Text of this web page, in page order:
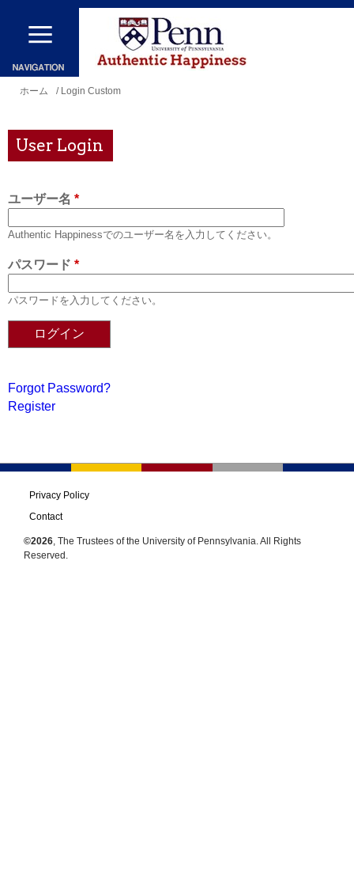
メ
ン
コ
ン
に
移
現
地
ホーム / Login Custom
User Login
ユーザー名 *
Authentic Happinessでのユーザー名を入力してください。
パスワード *
パスワードを入力してください。
Forgot Password?
Register
Privacy Policy
Contact
©2026, The Trustees of the University of Pennsylvania. All Rights
Reserved.